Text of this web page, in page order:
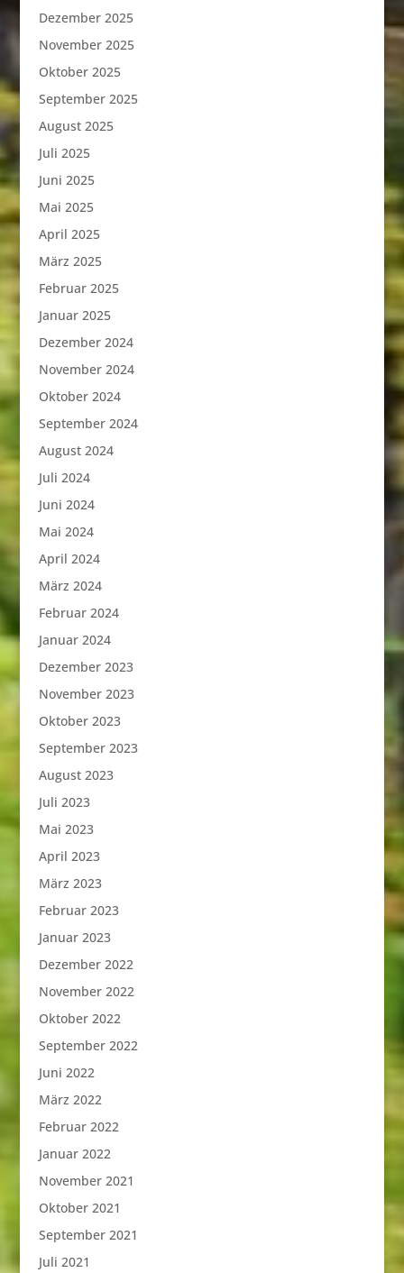
Dezember 2025
November 2025
Oktober 2025
September 2025
August 2025
Juli 2025
Juni 2025
Mai 2025
April 2025
März 2025
Februar 2025
Januar 2025
Dezember 2024
November 2024
Oktober 2024
September 2024
August 2024
Juli 2024
Juni 2024
Mai 2024
April 2024
März 2024
Februar 2024
Januar 2024
Dezember 2023
November 2023
Oktober 2023
September 2023
August 2023
Juli 2023
Mai 2023
April 2023
März 2023
Februar 2023
Januar 2023
Dezember 2022
November 2022
Oktober 2022
September 2022
Juni 2022
März 2022
Februar 2022
Januar 2022
November 2021
Oktober 2021
September 2021
Juli 2021